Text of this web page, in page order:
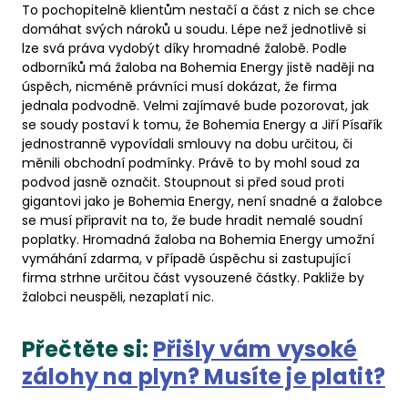
To pochopitelně klientům nestačí a část z nich se chce
domáhat svých nároků u soudu. Lépe než jednotlivě si
lze svá práva vydobýt díky hromadné žalobě. Podle
odborníků má žaloba na Bohemia Energy jistě naději na
úspěch, nicméně právníci musí dokázat, že firma
jednala podvodně. Velmi zajímavé bude pozorovat, jak
se soudy postaví k tomu, že Bohemia Energy a Jiří Písařík
jednostranně vypovídali smlouvy na dobu určitou, či
měnili obchodní podmínky. Právě to by mohl soud za
podvod jasně označit. Stoupnout si před soud proti
gigantovi jako je Bohemia Energy, není snadné a žalobce
se musí připravit na to, že bude hradit nemalé soudní
poplatky. Hromadná žaloba na Bohemia Energy umožní
vymáhání zdarma, v případě úspěchu si zastupující
firma strhne určitou část vysouzené částky. Pakliže by
žalobci neuspěli, nezaplatí nic.
Přečtěte si: Přišly vám vysoké
zálohy na plyn? Musíte je platit?